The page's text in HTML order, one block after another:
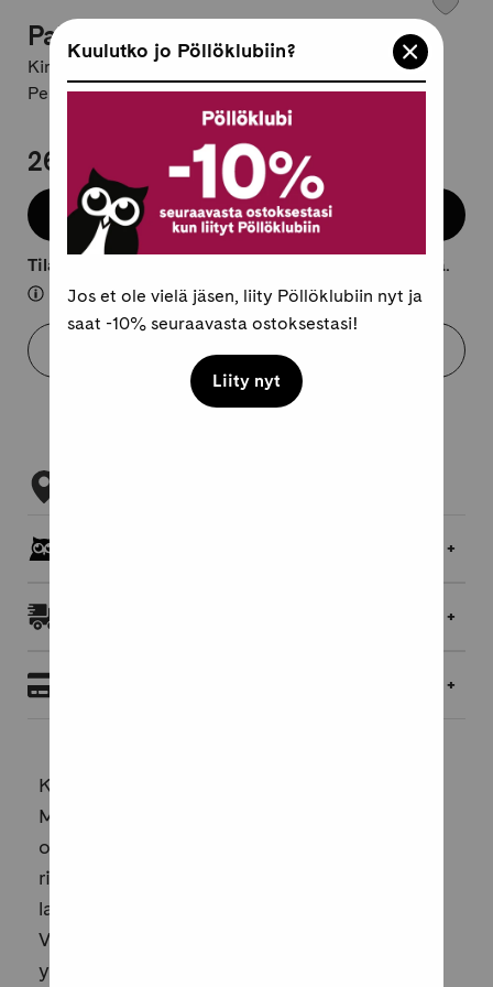
Palo
Kirjailija:
Ilona Tomi
Pehmeäkantinen, suomi
26,95 €
Lisää koriin
Tilaustuote, lähtee kuljetukseen 10-25 arkipäivässä.
Varaa myymälästä
Kaksi naista, kaksi tietä. Opettaja ja oppilas.
Mutta kumpi lopulta opettaa kumpaa?Saara
on nuori, idealistinen opettaja. Hänen
rinnallaan kasvaa kovien
lapsuudenkokemusten muokkaama Vilma.
Vilman ajautuu pahoihin vaikeuksiin riittääkö
yksi kannustava ihmissuhde lapsuudessa
Kuulutko jo Pöllöklubiin?
Jos et ole vielä jäsen, liity Pöllöklubiin nyt ja
saat -10% seuraavasta ostoksestasi!
Liity nyt